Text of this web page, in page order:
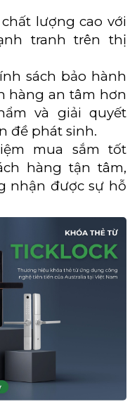
lượng cao với
tranh trên thị
sách bảo hành
hàng an tâm hơn
và giải quyết
đề phát sinh.
mua sắm tốt
hàng tận tâm,
nhận được sự hỗ